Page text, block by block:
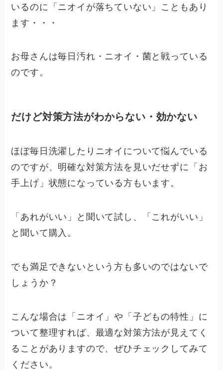
いるのに「ニオイが落ちていない」こともあり
ます・・・
お母さんは毎日汚れ・ニオイ・菌と戦っている
のです。
だけど対策方法がわからない・効かない
ほぼ毎日洗濯したりニオイについて悩んでいる
のですが、明確な対策方法を見いだせずに「お
手上げ」状態になっている方もいます。
「あれがいい」と聞いて試し、「これがいい」
と聞いて購入。
でも満足できないという方も多いのではないで
しょうか？
こんな場合は「ニオイ」や「子どもの特性」に
ついて整理すれば、最適な対策方法が見えてく
ることがありますので、ぜひチェックしてみて
ください。